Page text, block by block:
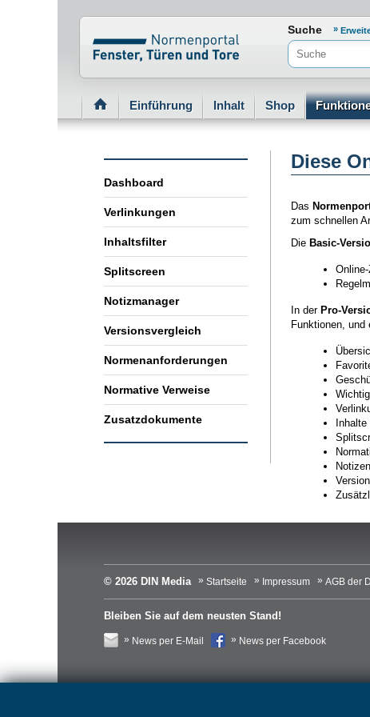
Normenportal Barrierefreiheit
Suche
Einführung Inhalt Shop
Dashboard
Verlinkungen
Inhaltsfilter
Splitscreen
Notizmanager
Versionsvergleich
Normenanforderungen
Normative Verweise
Zusatzdokumente
Diese
Das
zum schnellen
Die Basic-
In der Pro-
Funktionen, und
© 2026 DIN Media Startseite Impressum AGB der
Bleiben Sie auf dem neusten Stand!
News per E-Mail News per Facebook